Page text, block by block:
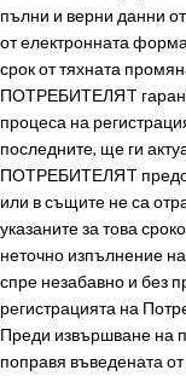
пълни и верни данни
от електронната
срок от тяхната
ПОТРЕБИТЕЛЯT
процеса на
последните, ще ги
ПОТРЕБИТЕЛЯT
или в същите не са
указаните за това
неточно изпълнение
спре незабавно и без
регистрацията на
Преди извършване
поправя въведената